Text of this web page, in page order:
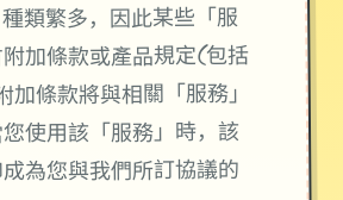
類繁多，因此某些「服
加條款或產品規定(包括
條款將與相關「服務」
使用該「服務」時，該
為您與我們所訂協議的